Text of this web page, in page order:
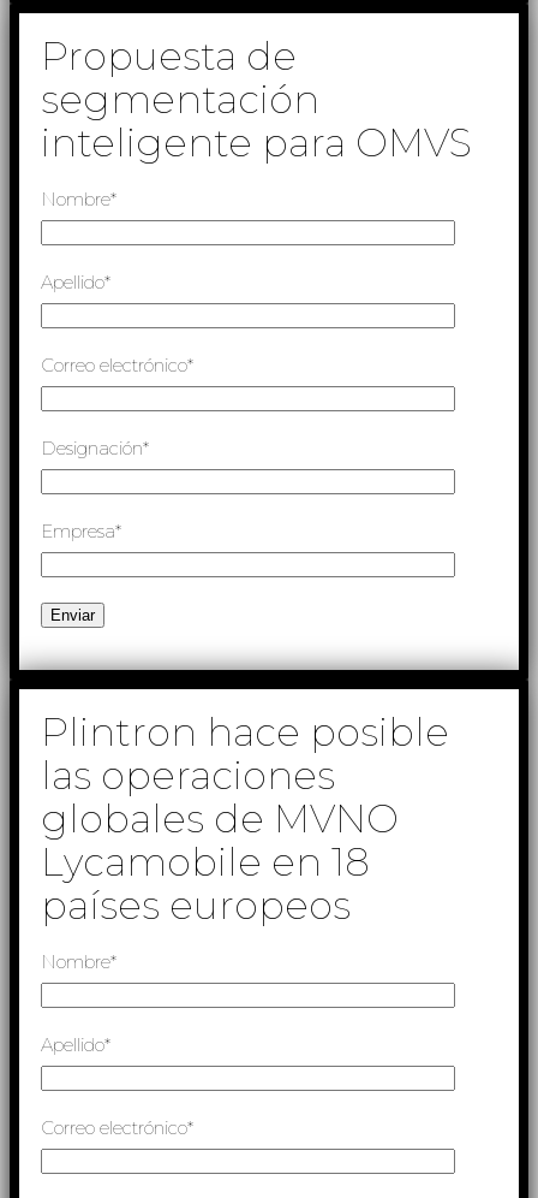
Propuesta de
segmentación
inteligente para OMVS
Nombre*
Apellido*
Correo electrónico*
Designación*
Empresa*
Plintron hace posible
las operaciones
globales de MVNO
Lycamobile en 18
países europeos
Nombre*
Apellido*
Correo electrónico*